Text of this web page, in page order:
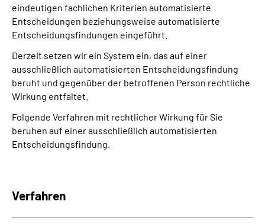
eindeutigen fachlichen Kriterien automatisierte
Entscheidungen beziehungsweise automatisierte
Entscheidungsfindungen eingeführt.
Derzeit setzen wir ein System ein, das auf einer
ausschließlich automatisierten Entscheidungs­findung
beruht und gegenüber der betroffenen Person rechtliche
Wirkung entfaltet.
Folgende Verfahren mit rechtlicher Wirkung für Sie
beruhen auf einer ausschließlich automatisierten
Entscheidungs­findung.
Verfahren